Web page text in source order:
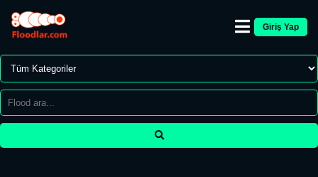
Giriş Yap